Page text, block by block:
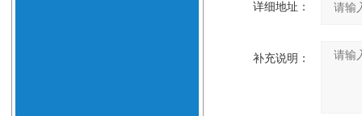
详细地址：
补充说明：